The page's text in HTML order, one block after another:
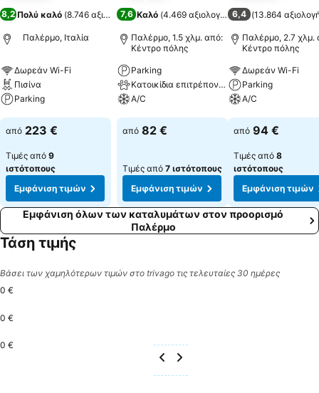
8,2 Πολύ καλό (8.746 αξιολογήσεις)
Παλέρμο, Ιταλία
Δωρεάν Wi-Fi
Πισίνα
Parking
Εμφάνιση τιμών
από 223 €
Τιμές από 9
ιστότοπους
Εμφάνιση τιμών
7,6 Καλό (4.469 αξιολογήσεις)
Παλέρμο, 1.5 χλμ. από:
Κέντρο πόλης
Parking
Κατοικίδια επιτρέπονται
A/C
Εμφάνιση τιμών
από 82 €
Τιμές από 7 ιστότοπους
Εμφάνιση τιμών
6,4 (13.864
Παλέρμο, 2.7 χλμ.
Κέντρο πόλης
Δωρεάν Wi-Fi
Parking
A/C
Εμφάνιση τιμών
από 94 €
Τιμές από 8
ιστότοπους
Εμφάνιση τιμών
Εμφάνιση όλων των καταλυμάτων στον προορισμό
Παλέρμο
Τάση τιμής
Βάσει των χαμηλότερων τιμών στο trivago τις τελευταίες 30 ημέρες
0 €
0 €
0 €